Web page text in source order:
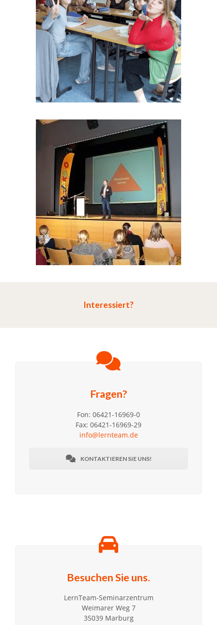
Interessiert?
Fragen?
Fon: 06421-16969-0
Fax: 06421-16969-29
info@lernteam.de
KONTAKTIEREN SIE UNS!
Besuchen Sie uns.
LernTeam-Seminarzentrum
Weimarer Weg 7
35039 Marburg